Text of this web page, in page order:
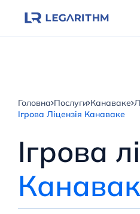
Головна Послуги Канаваке
Ігрова Ліцензія Канаваке
Ігрова